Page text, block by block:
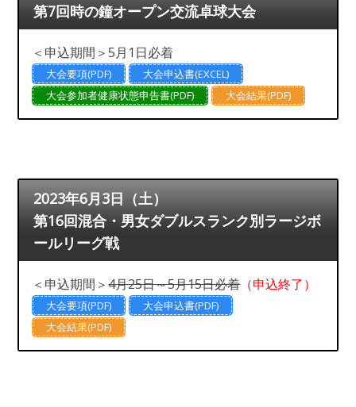
第7回時の鐘オープン交流卓球大会
＜申込期間＞5月1日必着
大会要項(PDF)
大会申込書(EXCEL)
大会参加者健康状態申告書(PDF)
大会結果(PDF)
2023年6月3日（土）
第16回混合・男女ダブルスランク別ラージボ
ールリーグ戦
＜申込期間＞4月25日～5月15日必着（申込終了）
大会要項(PDF)
大会申込書(PDF)
大会結果(PDF)